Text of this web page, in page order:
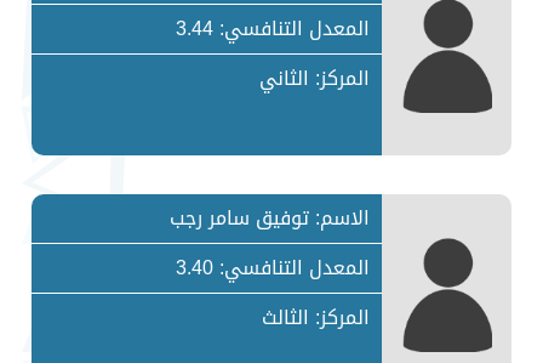
المعدل التنافسي: 3.44
المركز: الثاني
الاسم: توفيق سامر رجب
المعدل التنافسي: 3.40
المركز: الثالث